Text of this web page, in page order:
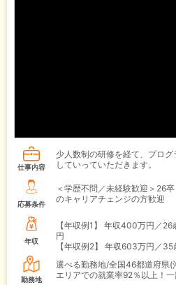
仕事内容
少人数制の研修を経て、プロ
していっていただきます。
応募条件
＜学歴不問／未経験歓迎＞26
のキャリアチェンジの方歓迎
年収
【年収例1】
年収400万円／26
円
【年収例2】
年収603万円／35
勤務地
選べる勤務地/全国46都道府県(
エリアでの就業率92％以上！